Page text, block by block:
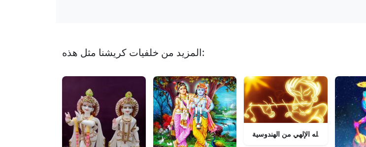
المزيد من خلفيات كريشنا مثل هذه:
كريشنا، الإله الإلهي من الهندوسية